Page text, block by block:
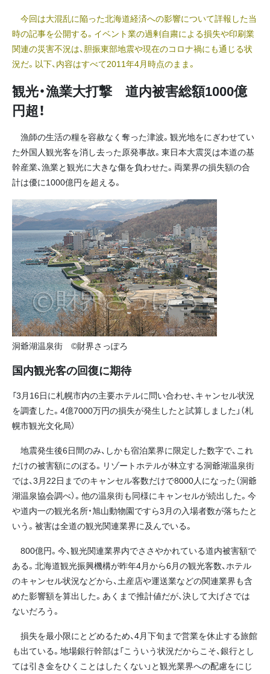
今回は大混乱に陥った北海道経済への影響について詳報した当
時の記事を公開する。イベント業の過剰自粛による損失や印刷業
関連の災害不況は、胆振東部地震や現在のコロナ禍にも通じる状
況だ。以下、内容はすべて2011年4月時点のまま。
観光・漁業大打撃 道内被害総額1000億
円超！
漁師の生活の糧を容赦なく奪った津波。観光地をにぎわせてい
た外国人観光客を消し去った原発事故。東日本大震災は本道の基
幹産業、漁業と観光に大きな傷を負わせた。両業界の損失額の合
計は優に1000億円を超える。
洞爺湖温泉街 ©財界さっぽろ
国内観光客の回復に期待
「3月16日に札幌市内の主要ホテルに問い合わせ、キャンセル状況
を調査した。4億7000万円の損失が発生したと試算しました」（札
幌市観光文化局）
地震発生後6日間のみ、しかも宿泊業界に限定した数字で、これ
だけの被害額にのぼる。リゾートホテルが林立する洞爺湖温泉街
では、3月22日までのキャンセル客数だけで8000人になった（洞爺
湖温泉協会調べ）。他の温泉街も同様にキャンセルが続出した。今
や道内一の観光名所・旭山動物園ですら3月の入場者数が落ちたと
いう。被害は全道の観光関連業界に及んでいる。
800億円。今、観光関連業界内でささやかれている道内被害額で
ある。北海道観光振興機構が昨年4月から6月の観光客数、ホテル
のキャンセル状況などから、土産店や運送業などの関連業界も含
めた影響額を算出した。あくまで推計値だが、決して大げさでは
ないだろう。
損失を最小限にとどめるため、4月下旬まで営業を休止する旅館
も出ている。地場銀行幹部は「こういう状況だからこそ、銀行とし
ては引き金をひくことはしたくない」と観光業界への配慮をにじ